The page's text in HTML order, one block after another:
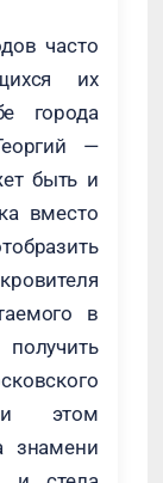
часто
их
города
—
быть и
вместо
в
этом
знамени